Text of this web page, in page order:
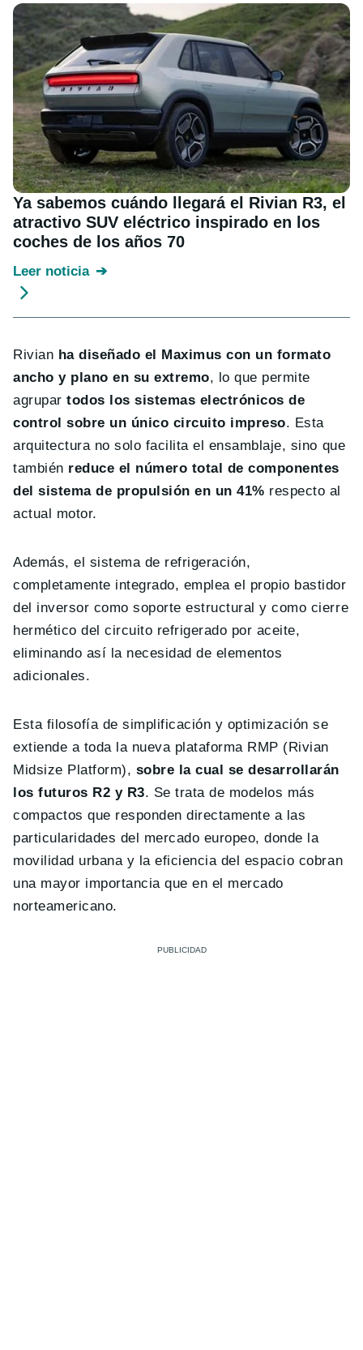
Ya sabemos cuándo llegará el Rivian R3, el
atractivo SUV eléctrico inspirado en los
coches de los años 70
Leer noticia
Rivian ha diseñado el Maximus con un formato
ancho y plano en su extremo, lo que permite
agrupartodos los sistemas electrónicos de
control sobre un único circuito impreso. Esta
arquitectura no solo facilita el ensamblaje, sino que
también reduce el número total de componentes
del sistema de propulsión en un 41% respecto al
actual motor.
Además, el sistema de refrigeración,
completamente integrado, emplea el propio bastidor
del inversor como soporte estructural y como cierre
hermético del circuito refrigerado por aceite,
eliminando así la necesidad de elementos
adicionales.
Esta filosofía de simplificación y optimización se
extiende a toda la nueva plataforma RMP (Rivian
Midsize Platform), sobre la cual se desarrollarán
los futuros R2 y R3. Se trata de modelos más
compactos que responden directamente a las
particularidades del mercado europeo, donde la
movilidad urbana y la eficiencia del espacio cobran
una mayor importancia que en el mercado
norteamericano.